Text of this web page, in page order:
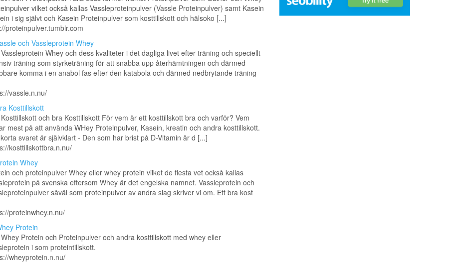
vilket också kallas Vassleproteinpulver (Vassle Proteinpulver) samt Kasein
i sig självt och Kasein Proteinpulver som kosttillskott och hälsoko [...]
proteinpulver.tumblr.com
och Vassleprotein Whey
Whey och dess kvaliteter i det dagliga livet efter träning och speciellt
träning som styrketräning för att snabba upp återhämtningen och därmed
komma i en anabol fas efter den katabola och därmed nedbrytande träning
vassle.n.nu/
Kosttillskott
och bra Kosttillskott För vem är ett kosttillskott bra och varför? Vem
mest på att använda WHey Proteinpulver, Kasein, kreatin och andra kosttillskott.
svaret är självklart - Den som har brist på D-Vitamin är d [...]
kosttillskottbra.n.nu/
Whey
och proteinpulver Whey eller whey protein vilket de flesta vet också kallas
på svenska eftersom Whey är det engelska namnet. Vassleprotein och
såväl som proteinpulver av andra slag skriver vi om. Ett bra kost
proteinwhey.n.nu/
Protein
Protein och Proteinpulver och andra kosttillskott med whey eller
i som proteintillskott.
wheyprotein.n.nu/